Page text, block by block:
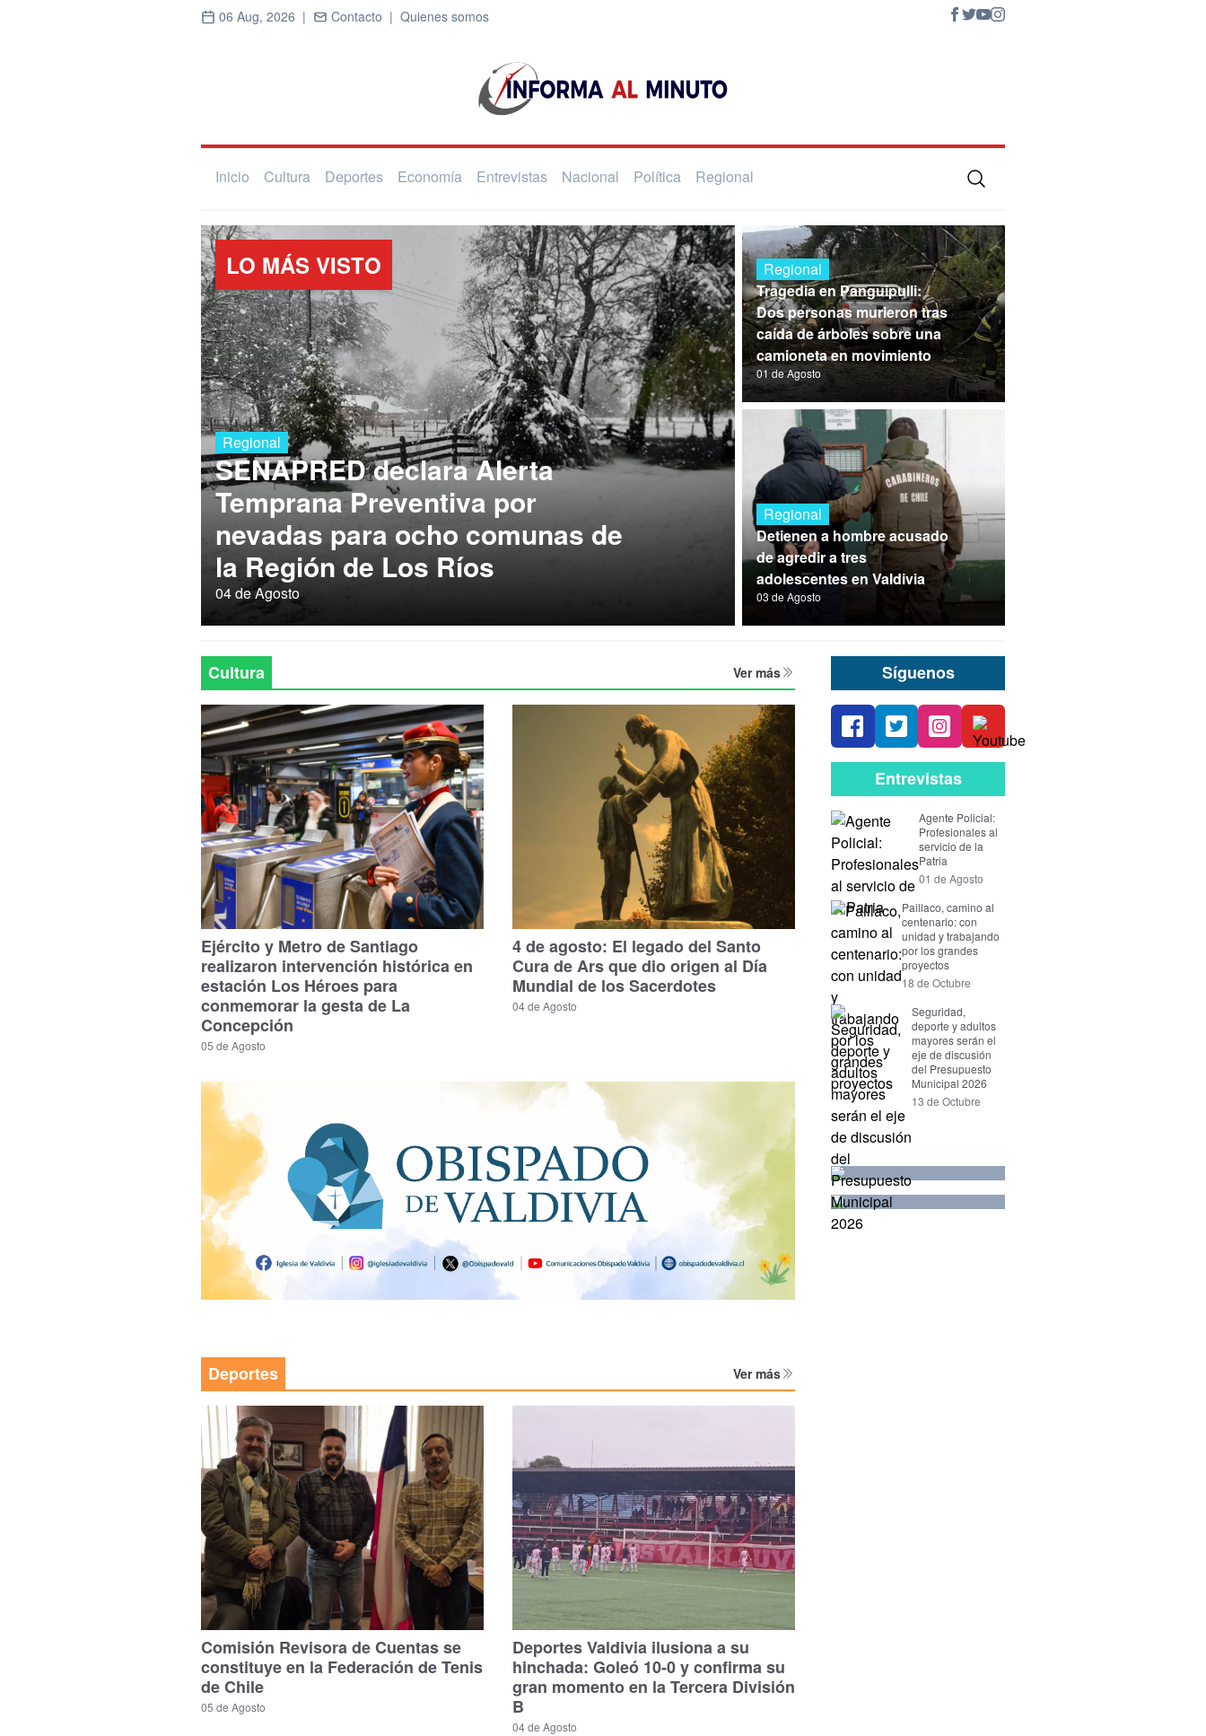
06 Aug, 2026 | Contacto | Quienes somos
Inicio Cultura Deportes Economía Entrevistas Nacional Política Regional
LO MÁS VISTO
Regional
SENAPRED declara Alerta
Temprana Preventiva por
nevadas para ocho comunas de
la Región de Los Ríos
04 de Agosto
Regional
Tragedia en Panguipulli:
Dos personas murieron tras
caída de árboles sobre una
camioneta en movimiento
01 de Agosto
Regional
Detienen a hombre acusado
de agredir a tres
adolescentes en Valdivia
03 de Agosto
Cultura Ver más
Ejército y Metro de Santiago
realizaron intervención histórica en
estación Los Héroes para
conmemorar la gesta de La
Concepción
05 de Agosto
4 de agosto: El legado del Santo
Cura de Ars que dio origen al Día
Mundial de los Sacerdotes
04 de Agosto
Deportes Ver más
Comisión Revisora de Cuentas se
constituye en la Federación de Tenis
de Chile
05 de Agosto
Deportes Valdivia ilusiona a su
hinchada: Goleó 10-0 y confirma su
gran momento en la Tercera División
B
04 de Agosto
Síguenos
Entrevistas
Agente Policial:
Profesionales al
servicio de la
Patria
01 de Agosto
Paillaco, camino al
centenario: con
unidad y trabajando
por los grandes
proyectos
18 de Octubre
Seguridad,
deporte y adultos
mayores serán el
eje de discusión
del Presupuesto
Municipal 2026
13 de Octubre